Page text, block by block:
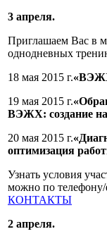
3 апреля.
Приглашаем Вас в
однодневных
18 мая 2015 г.
19 мая 2015 г.
ВЭЖХ: создание
20 мая 2015 г.
оптимизация
Узнать условия
можно по телефону/
КОНТАКТЫ
2 апреля.